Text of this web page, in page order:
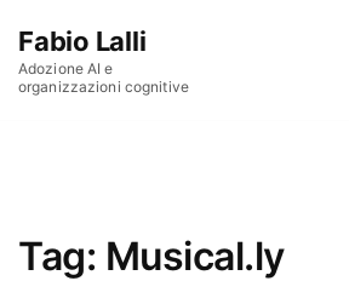
Fabio Lalli
Adozione AI e
organizzazioni cognitive
Tag: Musical.ly